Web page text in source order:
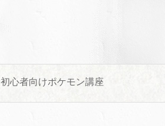
初心者向けポケモン講座